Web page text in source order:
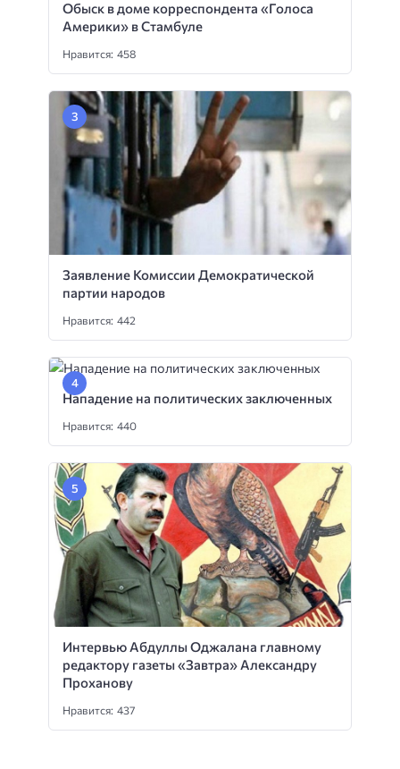
Обыск в доме корреспондента «Голоса
Америки» в Стамбуле
Нравится: 458
Заявление Комиссии Демократической
партии народов
Нравится: 442
Нападение на политических заключенных
Нравится: 440
Интервью Абдуллы Оджалана главному
редактору газеты «Завтра» Александру
Проханову
Нравится: 437